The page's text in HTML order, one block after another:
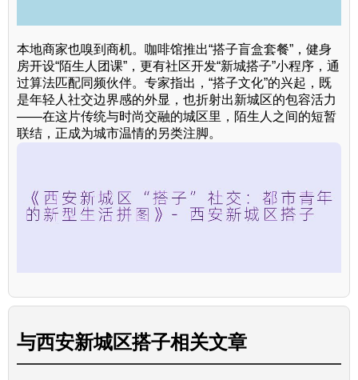
本地商家也嗅到商机。咖啡馆推出“搭子盲盒套餐”，健身
房开设“陌生人团课”，更有社区开发“新城搭子”小程序，通
过算法匹配同频伙伴。专家指出，“搭子文化”的兴起，既
是年轻人社交边界感的外显，也折射出新城区的包容活力
——在这片传统与时尚交融的城区里，陌生人之间的短暂
联结，正成为城市温情的另类注脚。
与西安新城区搭子相关文章